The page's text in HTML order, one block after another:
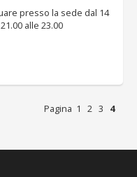
presso la sede dal 14
alle 23.00
Pagina 1 2 3 4